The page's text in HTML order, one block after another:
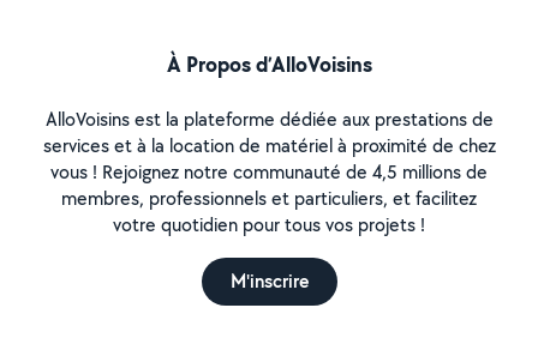
À Propos d’AlloVoisins
AlloVoisins est la plateforme dédiée aux prestations de
services et à la location de matériel à proximité de chez
vous ! Rejoignez notre communauté de 4,5 millions de
membres, professionnels et particuliers, et facilitez
votre quotidien pour tous vos projets !
M'inscrire